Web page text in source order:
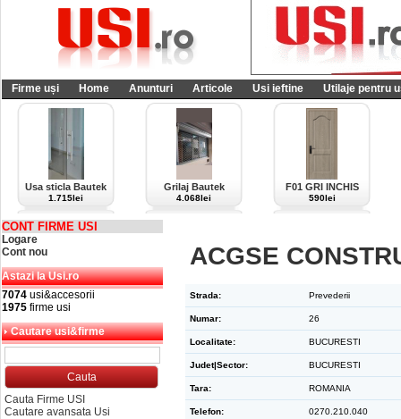
Firme uși Home Anunturi Articole Usi ieftine Utilaje pentru
Usa sticla Bautek
1.715lei
Grilaj Bautek
4.068lei
F01 GRI INCHIS
590lei
CONT FIRME USI
Logare
Cont nou
Astazi la Usi.ro
7074 usi&accesorii
1975 firme usi
Cautare usi&firme
Cauta Firme USI
Cautare avansata Usi
ACGSE
Strada: Prevederii
Numar: 26
Localitate: BUCURESTI
Judet|Sector: BUCURESTI
Tara: ROMANIA
Telefon: 0270.210.040